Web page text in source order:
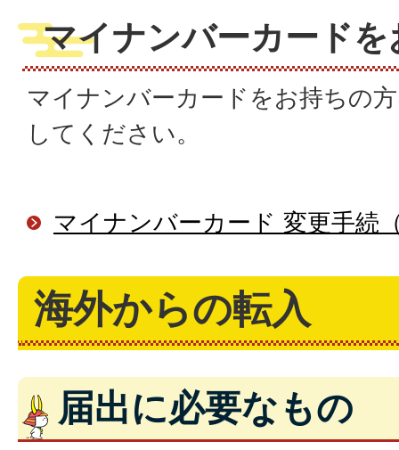
マイナンバーカード
マイナンバーカードをお持ちの
してください。
マイナンバーカード 変更手続
海外からの転入
届出に必要なもの